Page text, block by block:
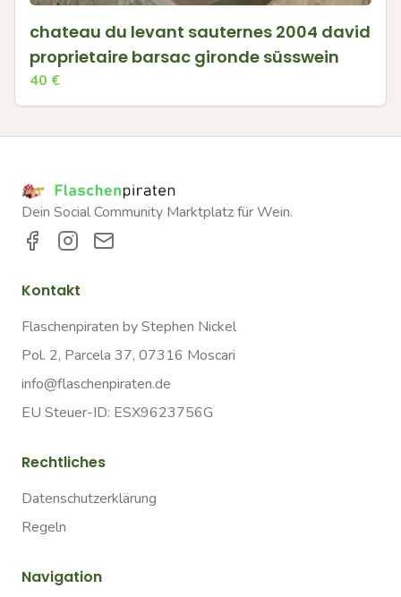
chateau du levant sauternes 2004 david
proprietaire barsac gironde süsswein
40 €
Dein Social Community Marktplatz für Wein.
Kontakt
Flaschenpiraten by Stephen Nickel
Pol. 2, Parcela 37, 07316 Moscari
info@flaschenpiraten.de
EU Steuer-ID: ESX9623756G
Rechtliches
Datenschutzerklärung
Regeln
Navigation